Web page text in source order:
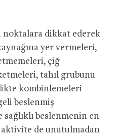
noktalara dikkat ederek
yer vermeleri,
çiğ
tahıl grubunu
kombinlemeleri
beslenmiş
beslenmenin en
de unutulmadan